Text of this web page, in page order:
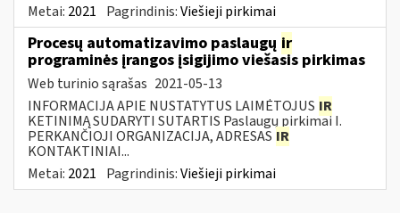
Metai: 2021 Pagrindinis:Viešieji pirkimai
Procesų automatizavimo paslaugų ir
programinės įrangos įsigijimo viešasis pirkimas
Web turinio sąrašas 2021-05-13
INFORMACIJA APIE NUSTATYTUS LAIMĖTOJUS IR
KETINIMĄ SUDARYTI SUTARTIS Paslaugų pirkimai I.
PERKANČIOJI ORGANIZACIJA, ADRESAS IR
KONTAKTINIAI...
Metai: 2021 Pagrindinis:Viešieji pirkimai